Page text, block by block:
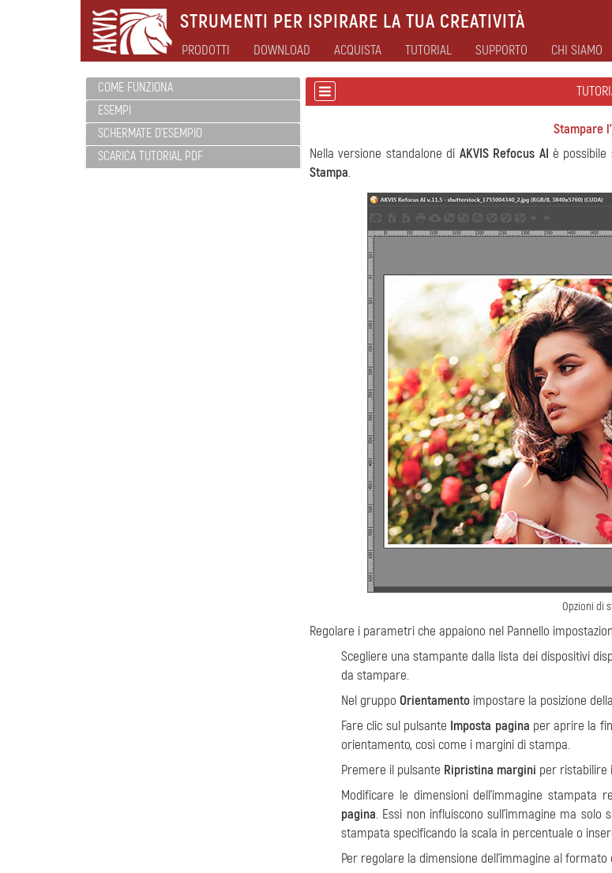
STRUMENTI PER ISPIRARE LA TUA CREATIVITÀ
PRODOTTI DOWNLOAD ACQUISTA TUTORIAL SUPPORTO CHI SIAMO
COME FUNZIONA
ESEMPI
SCHERMATE D'ESEMPIO
SCARICA TUTORIAL PDF
Stampare
Nella versione standalone di AKVIS Refocus AI è
Stampa.
Opzioni di
Regolare i parametri che appaiono nel Pannello
Scegliere una stampante dalla lista dei dispositivi
da stampare.
Nel gruppo Orientamento impostare la posizione
Fare clic sul pulsante Imposta pagina per aprire la
orientamento, così come i margini di stampa.
Premere il pulsante Ripristina margini per ristabilire
Modificare le dimensioni dell'immagine stampata
pagina. Essi non influiscono sull'immagine ma solo
stampata specificando la scala in percentuale o
Per regolare la dimensione dell'immagine al